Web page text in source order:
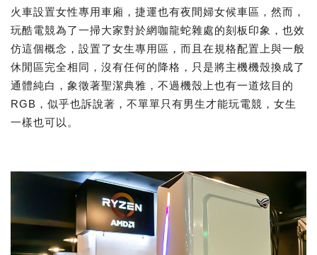
火車設置女性專用車廂，捷運也有夜間婦女候車區，然而，
玩酷電競為了一掃大家對於網咖龍蛇雜處的刻板印象，也效
仿這個概念，設置了女生專用區，而且在規格配置上與一般
休閒區完全相同，沒有任何的降格，只是將主機機殼換成了
通體純白，象徵著聖潔典雅，不過機殼上也有一道炫目的
RGB，似乎也訴說著，不單單只有男生才能玩電競，女生
一樣也可以。